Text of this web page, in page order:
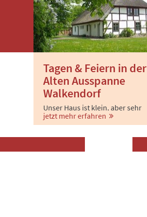
Tagen & Feiern in der
Alten Ausspanne
Walkendorf
Unser Haus ist klein, aber sehr
individuell eingerichtet.
jetzt mehr erfahren